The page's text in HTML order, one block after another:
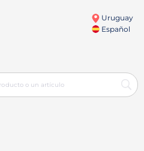
Uruguay
Español